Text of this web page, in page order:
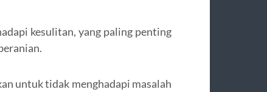
kesulitan, yang paling penting
untuk tidak menghadapi masalah